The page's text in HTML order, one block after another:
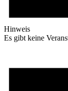
Hinweis
Es gibt keine